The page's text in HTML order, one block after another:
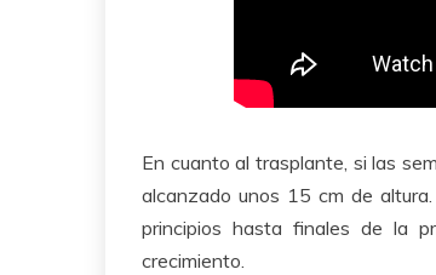
En cuanto al trasplante, si las
alcanzado unos 15 cm de
principios hasta finales de la
crecimiento.